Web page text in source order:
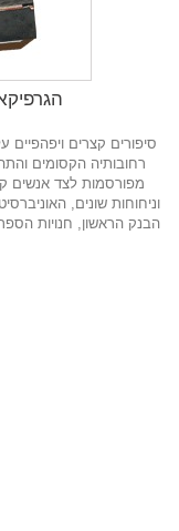
סיפורים קצרים ויפהפיים
רחובותיה הקסומים
מפורסמות לצד אנשים
וניחוחות שונים,
הבנק הראשון, חנויות